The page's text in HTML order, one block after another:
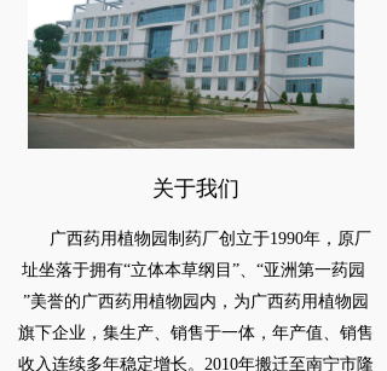
t
i
o
n
关于我们
址坐落于拥有“立体本草纲目”、“亚洲第一药园
”美誉的广西药用植物园内，为广西药用植物园
旗下企业，集生产、销售于一体，年产值、销售
收入连续多年稳定增长。2010年搬迁至南宁市隆